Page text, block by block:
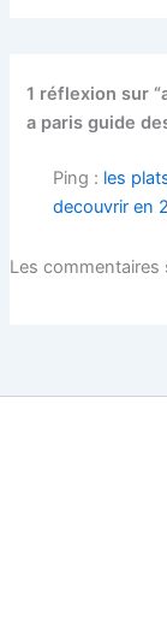
1 réflexion sur
a paris guide
Ping : les
decouvrir en
Les commentaires